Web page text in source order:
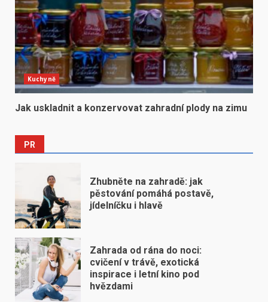
Kuchyně
Jak uskladnit a konzervovat zahradní plody na zimu
PR
Zhubněte na zahradě: jak
pěstování pomáhá postavě,
jídelníčku i hlavě
Zahrada od rána do noci:
cvičení v trávě, exotická
inspirace i letní kino pod
hvězdami